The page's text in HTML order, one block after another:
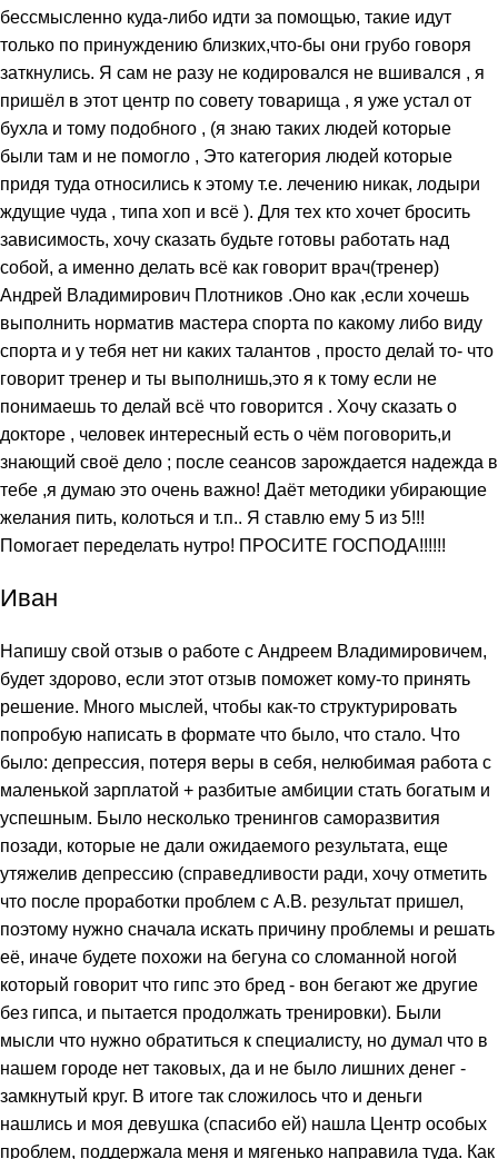
бессмысленно куда-либо идти за помощью, такие идут
только по принуждению близких,что-бы они грубо говоря
заткнулись. Я сам не разу не кодировался не вшивался , я
пришёл в этот центр по совету товарища , я уже устал от
бухла и тому подобного , (я знаю таких людей которые
были там и не помогло , Это категория людей которые
придя туда относились к этому т.е. лечению никак, лодыри
ждущие чуда , типа хоп и всё ). Для тех кто хочет бросить
зависимость, хочу сказать будьте готовы работать над
собой, а именно делать всё как говорит врач(тренер)
Андрей Владимирович Плотников .Оно как ,если хочешь
выполнить норматив мастера спорта по какому либо виду
спорта и у тебя нет ни каких талантов , просто делай то- что
говорит тренер и ты выполнишь,это я к тому если не
понимаешь то делай всё что говорится . Хочу сказать о
докторе , человек интересный есть о чём поговорить,и
знающий своё дело ; после сеансов зарождается надежда в
тебе ,я думаю это очень важно! Даёт методики убирающие
желания пить, колоться и т.п.. Я ставлю ему 5 из 5!!!
Помогает переделать нутро! ПРОСИТЕ ГОСПОДА!!!!!!
Иван
Напишу свой отзыв о работе с Андреем Владимировичем,
будет здорово, если этот отзыв поможет кому-то принять
решение. Много мыслей, чтобы как-то структурировать
попробую написать в формате что было, что стало. Что
было: депрессия, потеря веры в себя, нелюбимая работа с
маленькой зарплатой + разбитые амбиции стать богатым и
успешным. Было несколько тренингов саморазвития
позади, которые не дали ожидаемого результата, еще
утяжелив депрессию (справедливости ради, хочу отметить
что после проработки проблем с А.В. результат пришел,
поэтому нужно сначала искать причину проблемы и решать
её, иначе будете похожи на бегуна со сломанной ногой
который говорит что гипс это бред - вон бегают же другие
без гипса, и пытается продолжать тренировки). Были
мысли что нужно обратиться к специалисту, но думал что в
нашем городе нет таковых, да и не было лишних денег -
замкнутый круг. В итоге так сложилось что и деньги
нашлись и моя девушка (спасибо ей) нашла Центр особых
проблем, поддержала меня и мягенько направила туда. Как